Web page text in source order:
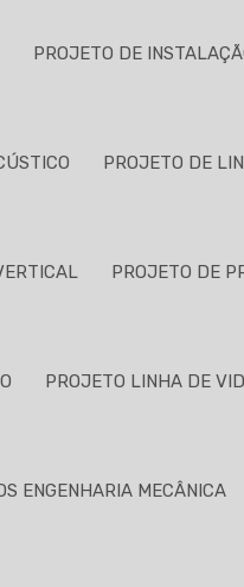
PROJETO DE
PROJETO DE
PROJETO DE
PROJETO LINHA DE
ENGENHARIA MECÂNICA